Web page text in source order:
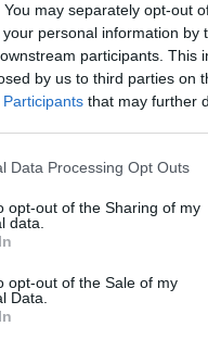
may separately opt-out
personal information by
participants. This
by us to third parties on
that may further
this website/app uses one
your visit or usage behaviour.
consent to Google and its
for below specified purposes
Data Processing Opt Outs
opt-out of the Sharing of my
data.
opt-out of the Sale of my
Data.
διαδικτυακό σεμινάριο
να βελτιώσουν την
που σχετίζονται με την
γνώσεις σας σχετικά με τα
απόρριψης της
περιοδικά ακολουθώντας
οδηγίες που αφορούν
κειμένων που
περιοδικά στην αγγλική